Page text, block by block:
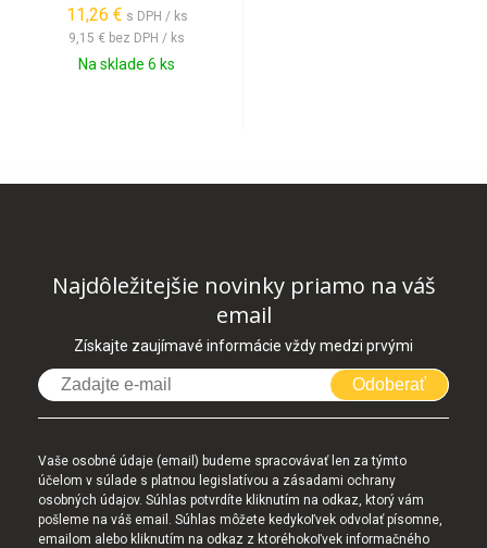
11,26 € s DPH / ks
9,15 € bez DPH / ks
Na sklade 6 ks
Najdôležitejšie novinky priamo na váš
email
Získajte zaujímavé informácie vždy medzi prvými
Odoberať
Vaše osobné údaje (email) budeme spracovávať len za týmto
účelom v súlade s platnou legislatívou a zásadami ochrany
osobných údajov. Súhlas potvrdíte kliknutím na odkaz, ktorý vám
pošleme na váš email. Súhlas môžete kedykoľvek odvolať písomne,
emailom alebo kliknutím na odkaz z ktoréhokoľvek informačného